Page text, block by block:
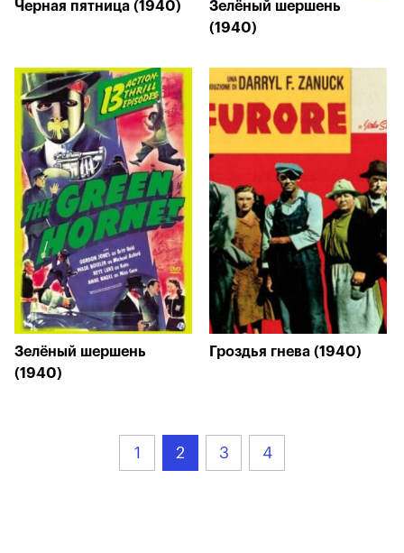
Черная пятница (1940)
Зелёный шершень
(1940)
Зелёный шершень
(1940)
Гроздья гнева (1940)
1 2 3 4